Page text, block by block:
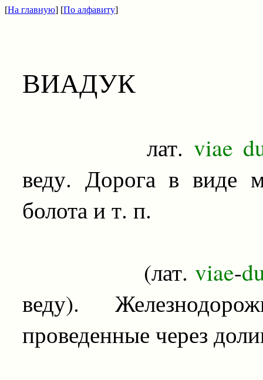
[На главную] [По алфавиту]
ВИАДУК
лат. viae
веду. Дорога в виде
болота и т. п.
(лат. viae-
веду).
проведенные через